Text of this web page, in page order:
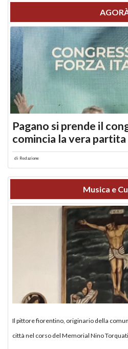
Pagano si prende il
comincia la vera partita
di Redazione
Musica e
Il pittore fiorentino, originario della
città nel corso del Memorial Nino Torquati